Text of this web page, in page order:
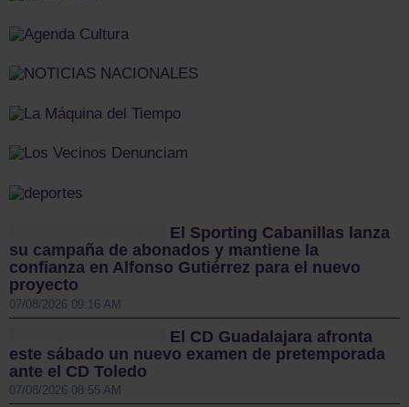
El Sporting Cabanillas lanza
su campaña de abonados y mantiene la
confianza en Alfonso Gutiérrez para el nuevo
proyecto
07/08/2026 09:16 AM
El CD Guadalajara afronta
este sábado un nuevo examen de pretemporada
ante el CD Toledo
07/08/2026 08:55 AM